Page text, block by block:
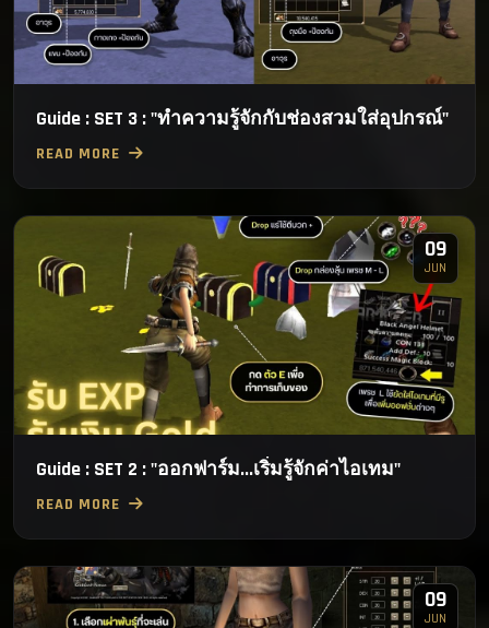
Guide : SET 3 : "ทำความรู้จักกับช่องสวมใส่อุปกรณ์"
READ MORE
09
JUN
Guide : SET 2 : "ออกฟาร์ม...เริ่มรู้จักค่าไอเทม"
READ MORE
09
JUN